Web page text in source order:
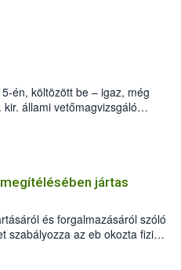
én, költözött be – igaz, még
állami vetőmagvizsgáló
alatti, Czigler Győző által
jártas
és forgalmazásáról szóló
szabályozza az eb okozta fizikai
felmerülő
eb tartását és annak